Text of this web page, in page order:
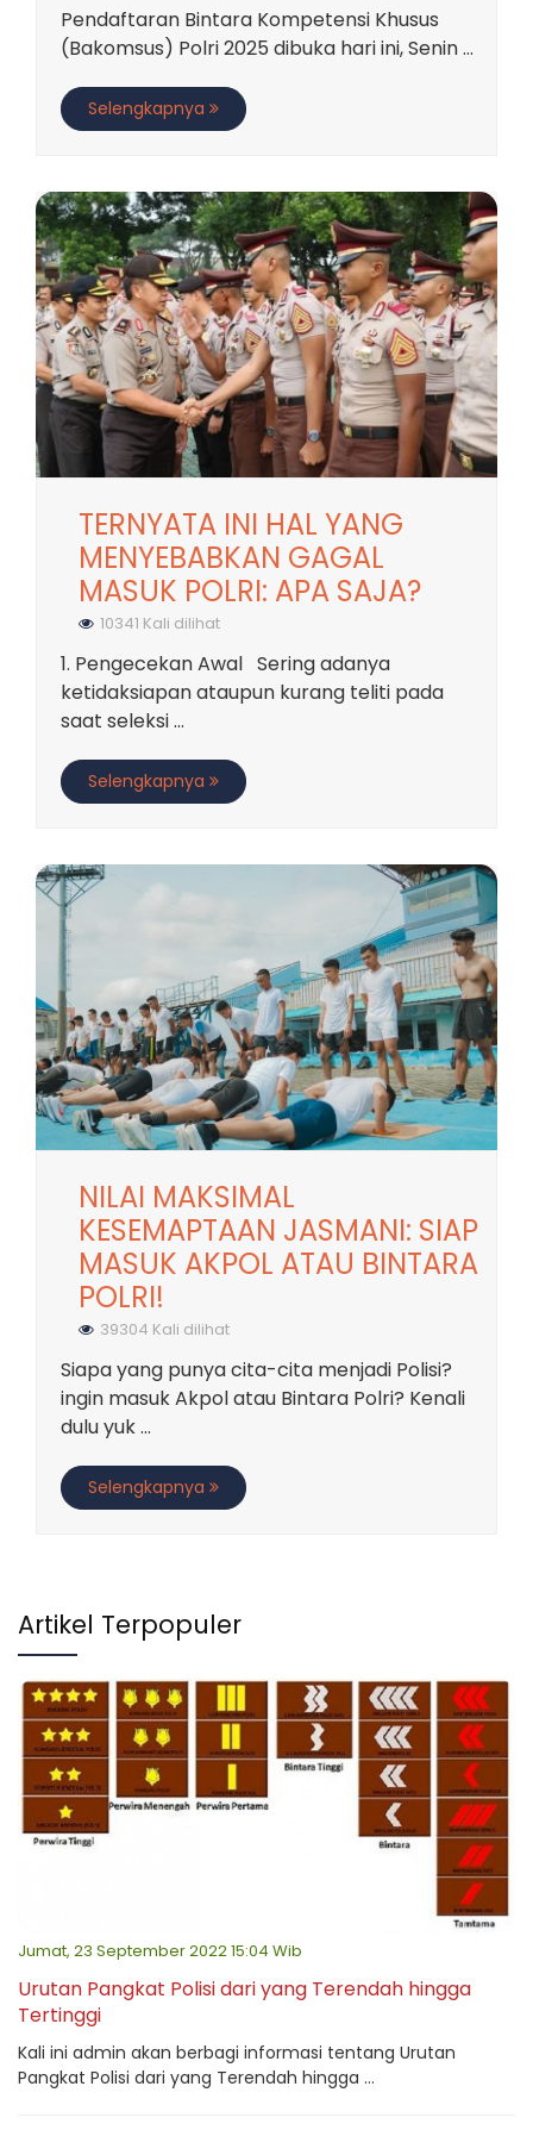
Pendaftaran Bintara Kompetensi Khusus
(Bakomsus) Polri 2025 dibuka hari ini, Senin ...
Selengkapnya
TERNYATA INI HAL YANG
MENYEBABKAN GAGAL
MASUK POLRI: APA SAJA?
10341 Kali dilihat
1. Pengecekan Awal Sering adanya
ketidaksiapan ataupun kurang teliti pada
saat seleksi ...
Selengkapnya
NILAI MAKSIMAL
KESEMAPTAAN JASMANI: SIAP
MASUK AKPOL ATAU BINTARA
POLRI!
39304 Kali dilihat
Siapa yang punya cita-cita menjadi Polisi?
ingin masuk Akpol atau Bintara Polri? Kenali
dulu yuk ...
Selengkapnya
Artikel Terpopuler
Jumat, 23 September 2022 15:04 Wib
Urutan Pangkat Polisi dari yang Terendah hingga
Tertinggi
Kali ini admin akan berbagi informasi tentang Urutan
Pangkat Polisi dari yang Terendah hingga ...